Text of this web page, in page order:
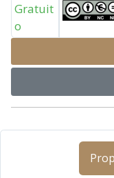
Gratuit
o